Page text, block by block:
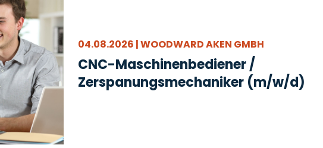
04.08.2026 | WOODWARD AKEN GMBH
CNC-Maschinenbediener /
Zerspanungsmechaniker (m/w/d)